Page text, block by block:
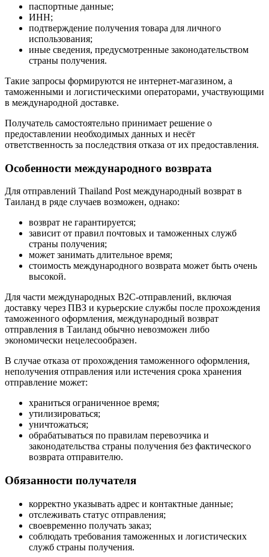
паспортные данные;
ИНН;
подтверждение получения товара для личного
использования;
иные сведения, предусмотренные законодательством
страны получения.
Такие запросы формируются не интернет-магазином, а
таможенными и логистическими операторами, участвующими
в международной доставке.
Получатель самостоятельно принимает решение о
предоставлении необходимых данных и несёт
ответственность за последствия отказа от их предоставления.
Особенности международного возврата
Для отправлений Thailand Post международный возврат в
Таиланд в ряде случаев возможен, однако:
возврат не гарантируется;
зависит от правил почтовых и таможенных служб
страны получения;
может занимать длительное время;
стоимость международного возврата может быть очень
высокой.
Для части международных B2C-отправлений, включая
доставку через ПВЗ и курьерские службы после прохождения
таможенного оформления, международный возврат
отправления в Таиланд обычно невозможен либо
экономически нецелесообразен.
В случае отказа от прохождения таможенного оформления,
неполучения отправления или истечения срока хранения
отправление может:
храниться ограниченное время;
утилизироваться;
уничтожаться;
обрабатываться по правилам перевозчика и
законодательства страны получения без фактического
возврата отправителю.
Обязанности получателя
корректно указывать адрес и контактные данные;
отслеживать статус отправления;
своевременно получать заказ;
соблюдать требования таможенных и логистических
служб страны получения.